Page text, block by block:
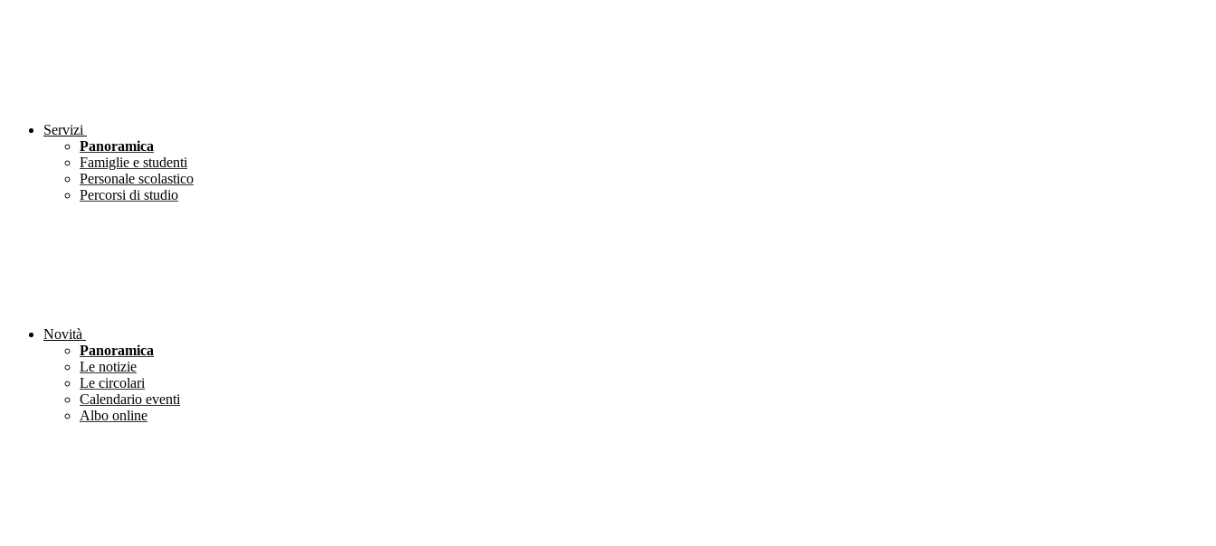
Servizi
Panoramica
Famiglie e studenti
Personale scolastico
Percorsi di studio
Novità
Panoramica
Le notizie
Le circolari
Calendario eventi
Albo online